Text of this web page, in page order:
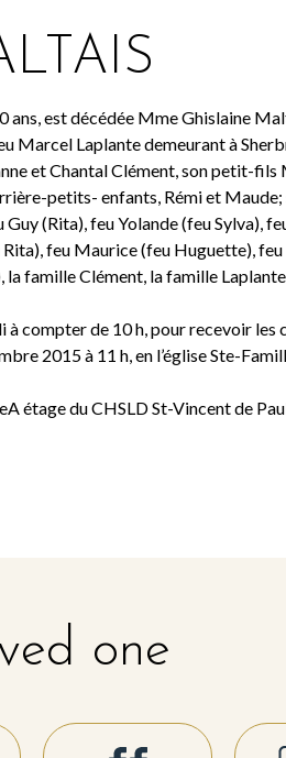
ans, est décédée Mme Ghislaine
Marcel Laplante demeurant à
et Chantal Clément, son petit-
petits- enfants, Rémi et
(Rita), feu Yolande (feu Sylva),
feu Maurice (feu Huguette),
famille Clément, la famille Laplante
à compter de 10 h, pour recevoir les
2015 à 11 h, en l’église Ste-
étage du CHSLD St-Vincent de
one